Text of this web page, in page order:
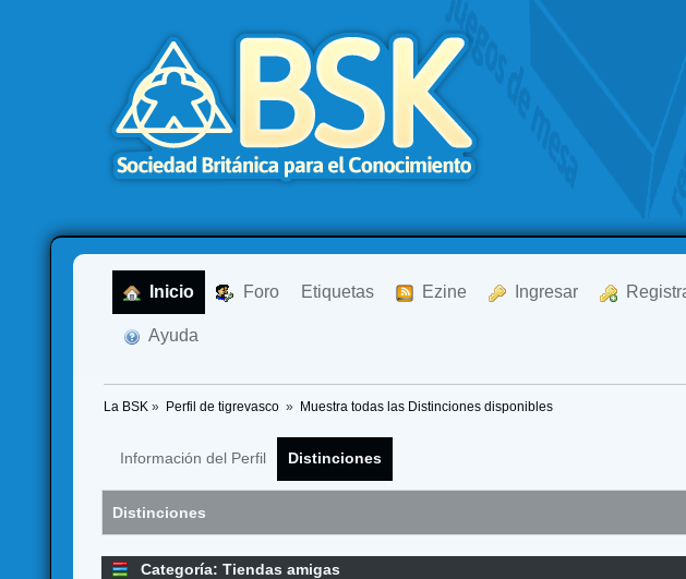
Inicio Foro Etiquetas Ezine Ingresar
Ayuda
La BSK » Perfil de tigrevasco » Muestra todas las Distinciones disponibles
Información del Perfil Distinciones
Distinciones
Categoría: Tiendas amigas